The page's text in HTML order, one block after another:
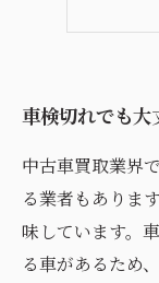
車検切れでも大
中古車買取業界
る業者もありま
味しています。
る車があるため